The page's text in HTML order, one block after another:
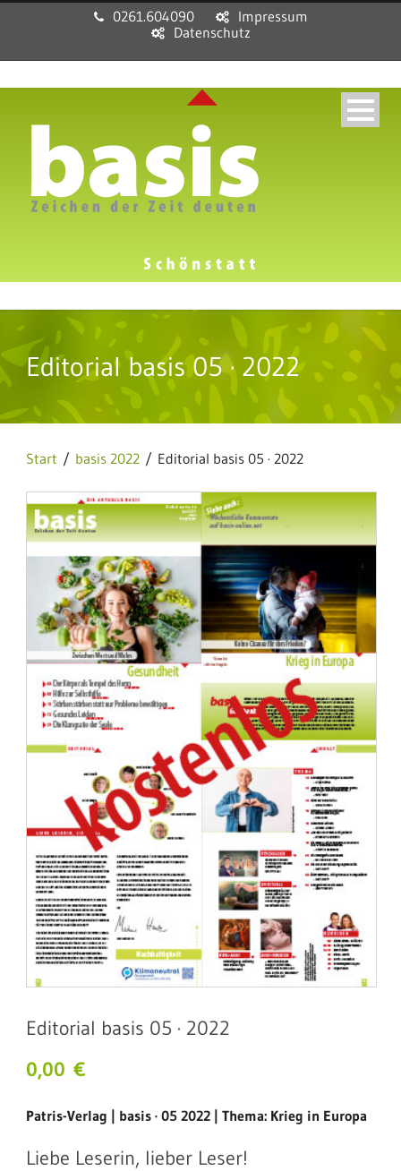
0261.604090
Impressum
Datenschutz
Editorial basis 05 · 2022
Start / basis 2022 / Editorial basis 05 · 2022
Editorial basis 05 · 2022
0,00 €
Patris-Verlag | basis · 05 2022 | Thema: Krieg in Europa
Liebe Leserin, lieber Leser!